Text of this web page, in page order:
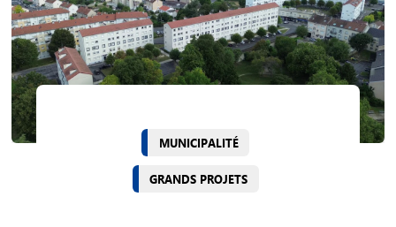
MUNICIPALITÉ
GRANDS PROJETS